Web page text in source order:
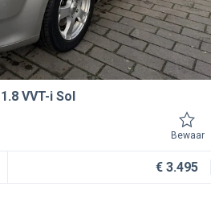
1.8 VVT-i Sol
Bewaar
€ 3.495